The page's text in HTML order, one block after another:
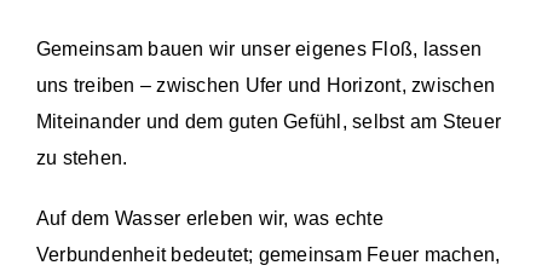
Gemeinsam bauen wir unser eigenes Floß, lassen
uns treiben – zwischen Ufer und Horizont, zwischen
Miteinander und dem guten Gefühl, selbst am Steuer
zu stehen.
Auf dem Wasser erleben wir, was echte
Verbundenheit bedeutet; gemeinsam Feuer machen,